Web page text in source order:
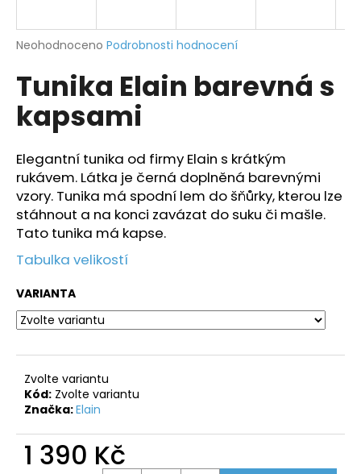
Průměrné
produktu
0,0
hvězdiček.
Neohodnoceno Podrobnosti hodnocení
Tunika Elain barevná s
kapsami
Elegantní tunika od firmy Elain s krátkým
rukávem. Látka je černá doplněná barevnými
vzory. Tunika má spodní lem do šňůrky, kterou lze
stáhnout a na konci zavázat do suku či mašle.
Tato tunika má kapse.
Tabulka velikostí
VARIANTA
Zvolte variantu
Kód: Zvolte variantu
Značka:Elain
1 390 Kč
j
t
?
HLEDAT
D
p
o
r
u
e
m
e